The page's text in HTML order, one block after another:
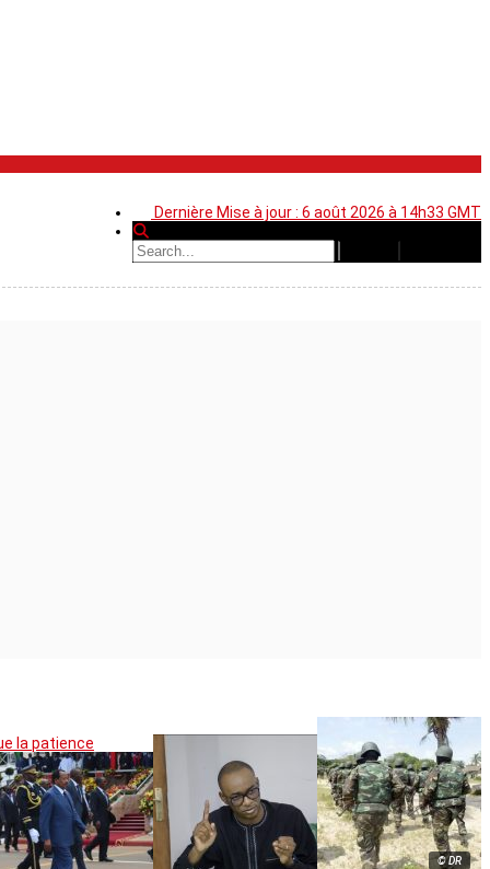
Dernière Mise à jour : 6 août 2026 à 14h33 GMT
© DR
la patience